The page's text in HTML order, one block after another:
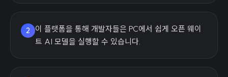
2
이 플랫폼을 통해 개발자들은 PC에서 쉽게 오픈 웨이
트 AI 모델을 실행할 수 있습니다.